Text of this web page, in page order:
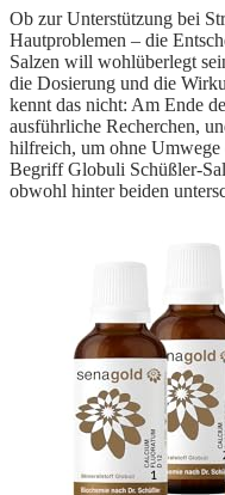
Ob zur Unterstützung bei
Hautproblemen – die
Salzen will wohlüberlegt
die Dosierung und die
kennt das nicht: Am Ende
ausführliche Recherchen,
hilfreich, um ohne Umwege
Begriff Globuli Schüßler-
obwohl hinter beiden